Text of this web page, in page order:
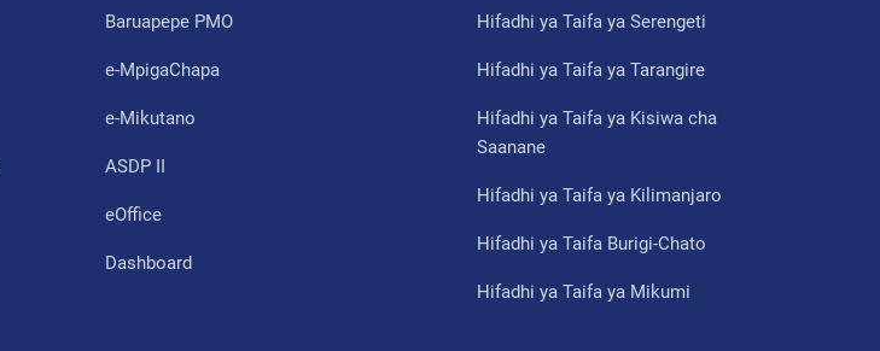
Baruapepe PMO
e-MpigaChapa
e-Mikutano
ASDP II
eOffice
Dashboard
Hifadhi ya Taifa ya Serengeti
Hifadhi ya Taifa ya Tarangire
Hifadhi ya Taifa ya Kisiwa cha
Saanane
Hifadhi ya Taifa ya Kilimanjaro
Hifadhi ya Taifa Burigi-Chato
Hifadhi ya Taifa ya Mikumi